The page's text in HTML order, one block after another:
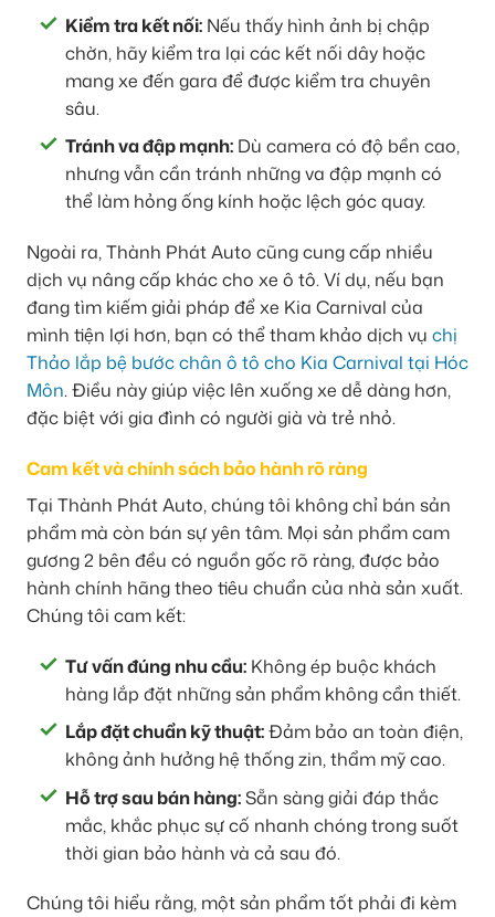
Kiểm tra kết nối: Nếu thấy hình ảnh bị chập
chờn, hãy kiểm tra lại các kết nối dây hoặc
mang xe đến gara để được kiểm tra chuyên
sâu.
Tránh va đập mạnh: Dù camera có độ bền cao,
nhưng vẫn cần tránh những va đập mạnh có
thể làm hỏng ống kính hoặc lệch góc quay.
Ngoài ra, Thành Phát Auto cũng cung cấp nhiều
dịch vụ nâng cấp khác cho xe ô tô. Ví dụ, nếu bạn
đang tìm kiếm giải pháp để xe Kia Carnival của
mình tiện lợi hơn, bạn có thể tham khảo dịch vụ chị
Thảo lắp bệ bước chân ô tô cho Kia Carnival tại Hóc
Môn. Điều này giúp việc lên xuống xe dễ dàng hơn,
đặc biệt với gia đình có người già và trẻ nhỏ.
Cam kết và chính sách bảo hành rõ ràng
Tại Thành Phát Auto, chúng tôi không chỉ bán sản
phẩm mà còn bán sự yên tâm. Mọi sản phẩm cam
gương 2 bên đều có nguồn gốc rõ ràng, được bảo
hành chính hãng theo tiêu chuẩn của nhà sản xuất.
Chúng tôi cam kết:
Tư vấn đúng nhu cầu: Không ép buộc khách
hàng lắp đặt những sản phẩm không cần thiết.
Lắp đặt chuẩn kỹ thuật:Đảm bảo an toàn điện,
không ảnh hưởng hệ thống zin, thẩm mỹ cao.
Hỗ trợ sau bán hàng:Sẵn sàng giải đáp thắc
mắc, khắc phục sự cố nhanh chóng trong suốt
thời gian bảo hành và cả sau đó.
Chúng tôi hiểu rằng, một sản phẩm tốt phải đi kèm